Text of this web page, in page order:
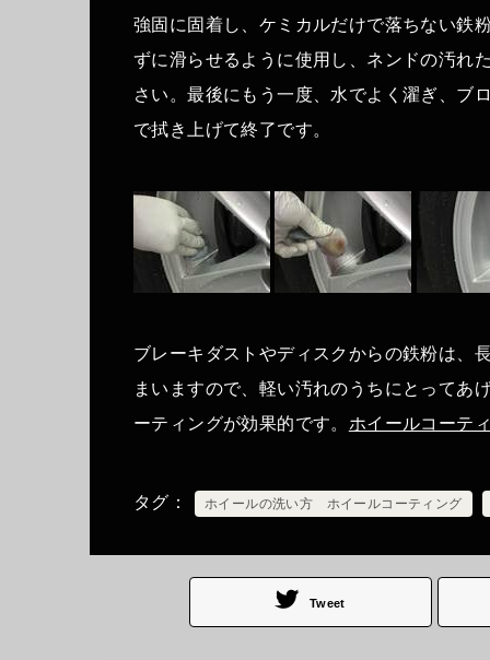
強固に固着し、ケミカルだけで落ちない鉄
ずに滑らせるように使用し、ネンドの汚れ
さい。最後にもう一度、水でよく濯ぎ、ブ
で拭き上げて終了です。
ブレーキダストやディスクからの鉄粉は、
まいますので、軽い汚れのうちにとってあ
ーティングが効果的です。 ホイールコーテ
タグ ホイールの洗い方 ホイールコーティング
Tweet